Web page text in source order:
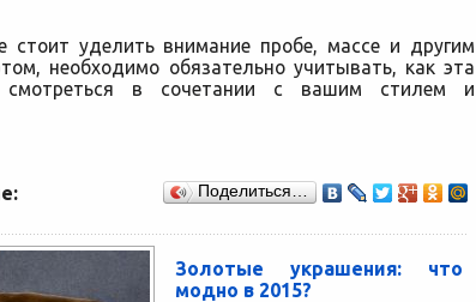
стоит уделить внимание пробе, массе и другим
необходимо обязательно учитывать, как эта
смотреться в сочетании с вашим стилем и
Поделиться…
Золотые украшения: что
модно в 2015?